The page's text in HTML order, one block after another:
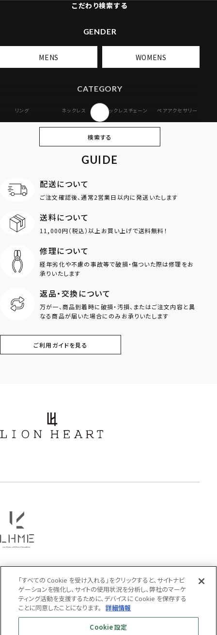
こだわり検索する
GENDER
MENS WOMENS
CATEGORY
リング ネックレス ネックレスチェーン ペアアクセサリー
オンラインストア
ギフトボックス
MOTIF
ダブルリング
ロゴ
クラウン
スター
フラワー
検索する
GUIDE
配送について
ご注文確認後、通常2営業日以内に発送いたします
送料について
11,000円（税込）以上お買い上げで送料無料！
修理について
経年劣化や不慮の事故等で破損・傷ついた際は修理をお
承りいたします
返品・交換について
万が一、商品到着時に破損・汚損、またはご注文内容と異
なる商品が届いた場合にのみお承りいたします
ご利用ガイドを見る
「すべての Cookie を受け入れる」をクリックすると、サイトナビ
ゲーションを強化し、サイトの使用状況を分析し、弊社のマーケ
ティング活動を支援するために、デバイスに Cookie を保存する
ことに同意したことになります。
詳細情報
Cookie 設定